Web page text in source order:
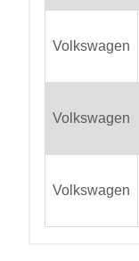
Volkswagen
Volkswagen
Volkswagen